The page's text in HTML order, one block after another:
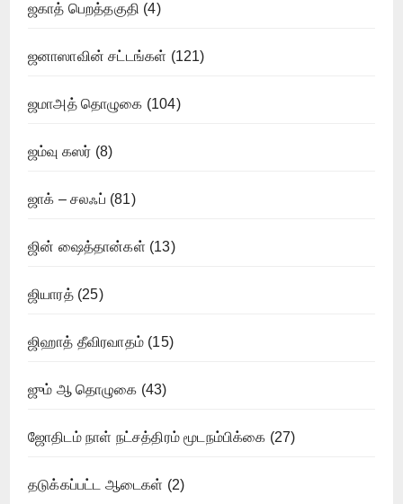
ஜகாத் பெறத்தகுதி (4)
ஜனாஸாவின் சட்டங்கள் (121)
ஜமாஅத் தொழுகை (104)
ஜம்வு கஸர் (8)
ஜாக் – சலஃப் (81)
ஜின் ஷைத்தான்கள் (13)
ஜியாரத்(25)
ஜிஹாத் தீவிரவாதம் (15)
ஜும் ஆ தொழுகை (43)
ஜோதிடம் நாள் நட்சத்திரம் மூடநம்பிக்கை (27)
தடுக்கப்பட்ட ஆடைகள் (2)